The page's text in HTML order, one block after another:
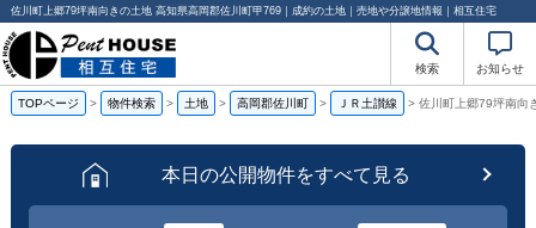
佐川町上郷79坪南向きの土地 高知県高岡郡佐川町甲769｜成約の土地｜売地や分譲地情報｜相互住宅
検索 お知らせ
TOPページ > 物件検索 > 土地 > 高岡郡佐川町 > ＪＲ土讃線 > 佐川町上郷79坪南向
本日の公開物件をすべて見る